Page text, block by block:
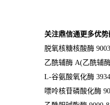
关注鼎信通更多优
脱氧核糖核酸酶
乙酰辅酶 A(乙酰辅
L-谷氨酸氧化酶
嘌呤核苷磷酸化酶